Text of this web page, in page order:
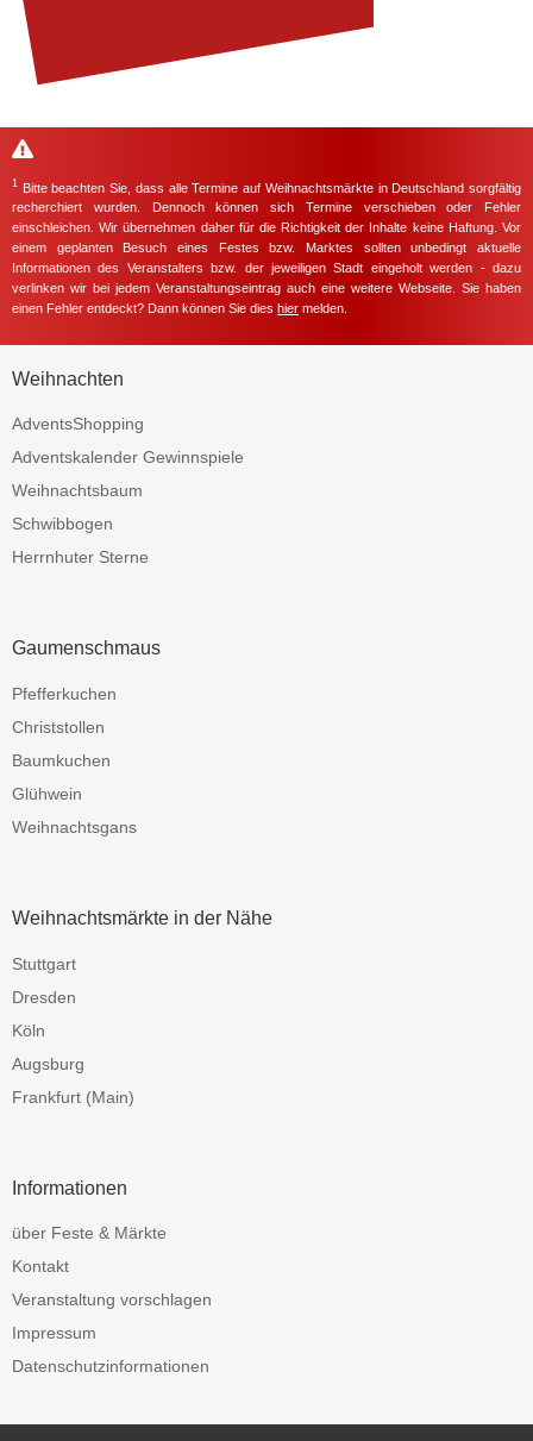
1
Bitte beachten Sie, dass alle Termine auf Weihnachtsmärkte in Deutschland sorgfältig
recherchiert wurden. Dennoch können sich Termine verschieben oder Fehler
einschleichen. Wir übernehmen daher für die Richtigkeit der Inhalte keine Haftung. Vor
einem geplanten Besuch eines Festes bzw. Marktes sollten unbedingt aktuelle
Informationen des Veranstalters bzw. der jeweiligen Stadt eingeholt werden - dazu
verlinken wir bei jedem Veranstaltungseintrag auch eine weitere Webseite. Sie haben
einen Fehler entdeckt? Dann können Sie dies hier melden.
Weihnachten
AdventsShopping
Adventskalender Gewinnspiele
Weihnachtsbaum
Schwibbogen
Herrnhuter Sterne
Gaumenschmaus
Pfefferkuchen
Christstollen
Baumkuchen
Glühwein
Weihnachtsgans
Weihnachtsmärkte in der Nähe
Stuttgart
Dresden
Köln
Augsburg
Frankfurt (Main)
Informationen
über Feste & Märkte
Kontakt
Veranstaltung vorschlagen
Impressum
Datenschutzinformationen